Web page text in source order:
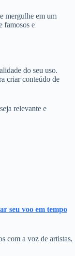
mergulhe em um
famosos e
do seu uso.
criar conteúdo de
relevante e
seu voo em tempo
com a voz de artistas,